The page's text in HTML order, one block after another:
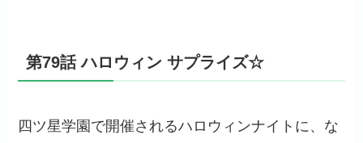
第79話 ハロウィン サプライズ☆
四ツ星学園で開催されるハロウィンナイトに、な